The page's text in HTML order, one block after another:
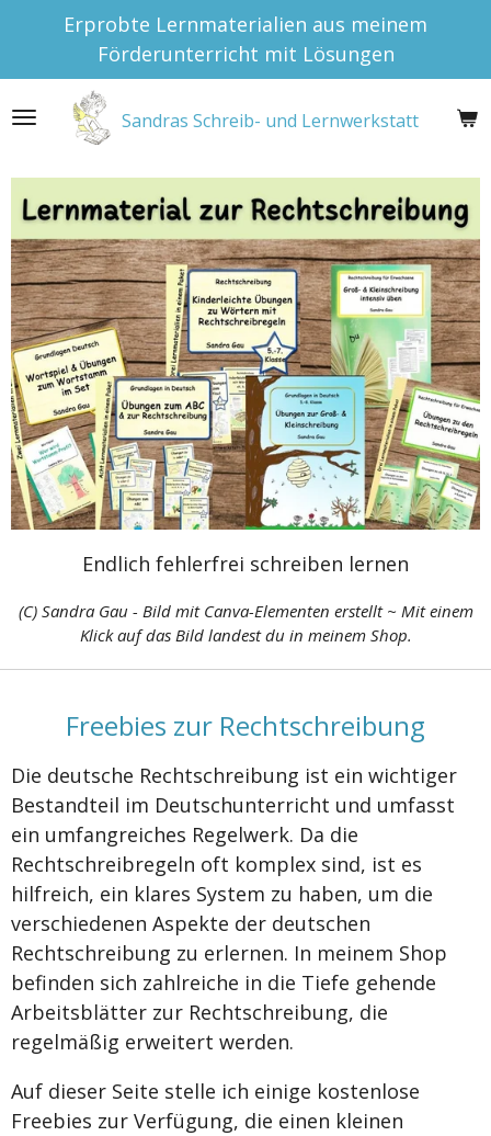
Hauptinhalt
springen
Sandras Schreib- und Lernwerkstatt
Erprobte Lernmaterialien aus meinem
Förderunterricht mit Lösungen
Endlich fehlerfrei schreiben lernen
(C) Sandra Gau - Bild mit Canva-Elementen erstellt ~ Mit einem
Klick auf das Bild landest du in meinem Shop.
Freebies zur Rechtschreibung
Die deutsche Rechtschreibung ist ein wichtiger
Bestandteil im Deutschunterricht und umfasst
ein umfangreiches Regelwerk. Da die
Rechtschreibregeln oft komplex sind, ist es
hilfreich, ein klares System zu haben, um die
verschiedenen Aspekte der deutschen
Rechtschreibung zu erlernen. In meinem Shop
befinden sich zahlreiche in die Tiefe gehende
Arbeitsblätter zur Rechtschreibung, die
regelmäßig erweitert werden.
Auf dieser Seite stelle ich einige kostenlose
Freebies zur Verfügung, die einen kleinen